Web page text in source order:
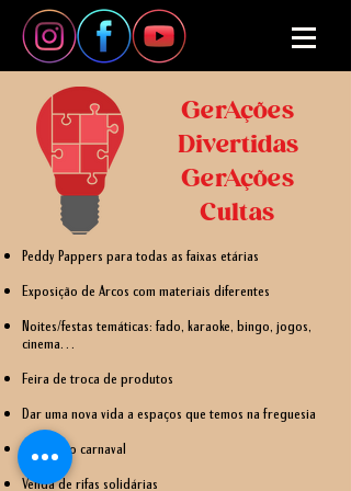
GerAções
Divertidas
GerAções
Cultas
Peddy Pappers para todas as faixas etárias
Exposição de Arcos com materiais diferentes
Noites/festas temáticas: fado, karaoke, bingo, jogos,
cinema…
Feira de troca de produtos
Dar uma nova vida a espaços que temos na freguesia
Grupo do carnaval
Venda de rifas solidárias